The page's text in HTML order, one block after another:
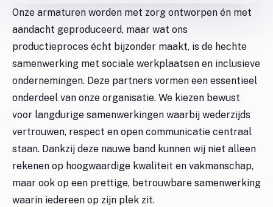
Onze armaturen worden met zorg ontworpen én met
aandacht geproduceerd, maar wat ons
productieproces écht bijzonder maakt, is de hechte
samenwerking met sociale werkplaatsen en inclusieve
ondernemingen. Deze partners vormen een essentieel
onderdeel van onze organisatie. We kiezen bewust
voor langdurige samenwerkingen waarbij wederzijds
vertrouwen, respect en open communicatie centraal
staan. Dankzij deze nauwe band kunnen wij niet alleen
rekenen op hoogwaardige kwaliteit en vakmanschap,
maar ook op een prettige, betrouwbare samenwerking
waarin iedereen op zijn plek zit.